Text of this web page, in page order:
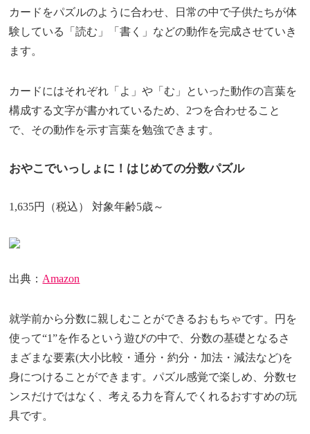
カードをパズルのように合わせ、日常の中で子供たちが体
験している「読む」「書く」などの動作を完成させていき
ます。
カードにはそれぞれ「よ」や「む」といった動作の言葉を
構成する文字が書かれているため、2つを合わせること
で、その動作を示す言葉を勉強できます。
おやこでいっしょに！はじめての分数パズル
1,635円（税込） 対象年齢5歳～
出典： Amazon
就学前から分数に親しむことができるおもちゃです。円を
使って“1”を作るという遊びの中で、分数の基礎となるさ
まざまな要素(大小比較・通分・約分・加法・減法など)を
身につけることができます。パズル感覚で楽しめ、分数セ
ンスだけではなく、考える力を育んでくれるおすすめの玩
具です。